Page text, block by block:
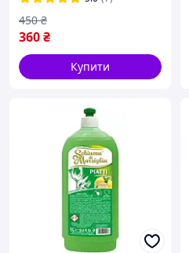
360₴
450 ₴
Купити